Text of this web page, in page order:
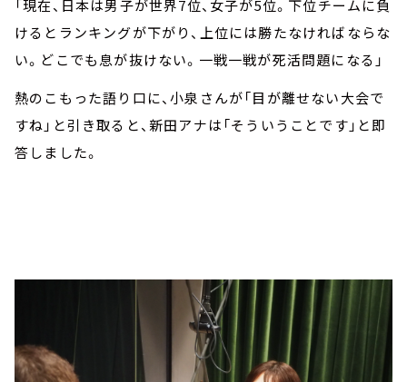
「現在、日本は男子が世界7位、女子が5位。下位チームに負
けるとランキングが下がり、上位には勝たなければならな
い。どこでも息が抜けない。一戦一戦が死活問題になる」
熱のこもった語り口に、小泉さんが「目が離せない大会で
すね」と引き取ると、新田アナは「そういうことです」と即
答しました。